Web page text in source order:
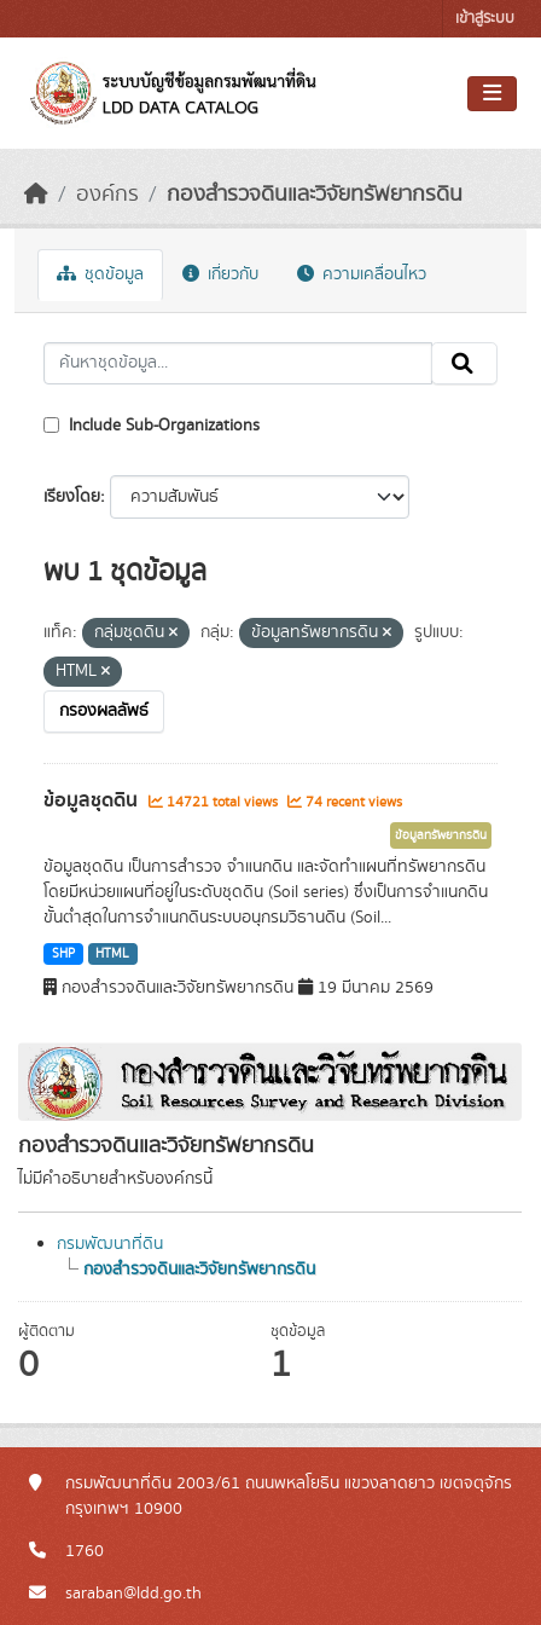
เข้าสู่ระบบ
องค์กร กองสำรวจดินและวิจัยทรัพยากรดิน
กองสำรวจดินและวิจัยทรัพยากรดิน
ไม่มีคำอธิบายสำหรับองค์กรนี้
กรมพัฒนาที่ดิน
กองสำรวจดินและวิจัยทรัพยากรดิน
ผู้ติดตาม
0
ชุดข้อมูล
1
ชุดข้อมูล เกี่ยวกับ ความเคลื่อนไหว
Include Sub-Organizations
เรียงโดย
พบ 1 ชุดข้อมูล
แท็ค: กลุ่มชุดดิน กลุ่ม: ข้อมูลทรัพยากรดิน
รูปแบบ:
HTML
กรองผลลัพธ์
ข้อมูลชุดดิน 14721 total views 74 recent views
ข้อมูลทรัพยากรดิน
ข้อมูลชุดดิน เป็นการสำรวจ จำแนกดิน และจัดทำแผนที่ทรัพยากรดิน
โดยมีหน่วยแผนที่อยู่ในระดับชุดดิน (Soil series) ซึ่งเป็นการจำแนกดิน
ขั้นต่ำสุดในการจำแนกดินระบบอนุกรมวิธานดิน (Soil...
SHP HTML
กองสำรวจดินและวิจัยทรัพยากรดิน 19 มีนาคม 2569
กรมพัฒนาที่ดิน 2003/61 ถนนพหลโยธิน แขวงลาดยาว เขตจตุจักร
กรุงเทพฯ 10900
1760
saraban@ldd.go.th